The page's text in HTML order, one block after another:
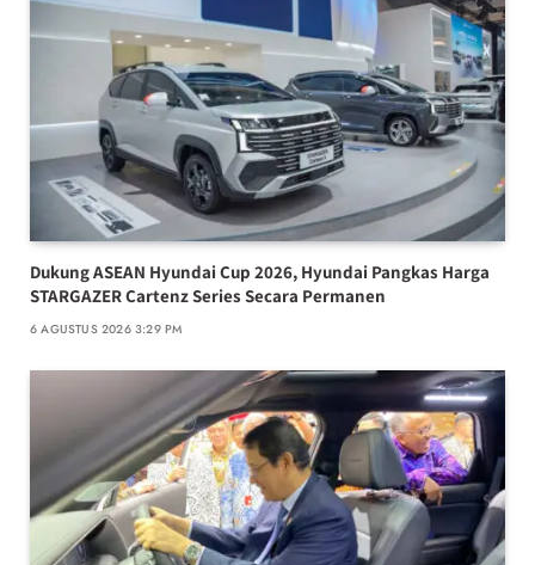
Dukung ASEAN Hyundai Cup 2026, Hyundai Pangkas Harga
STARGAZER Cartenz Series Secara Permanen
6 AGUSTUS 2026 3:29 PM